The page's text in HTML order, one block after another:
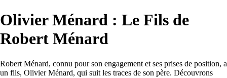
Olivier Ménard : Le Fils de
Robert Ménard
Robert Ménard, connu pour son engagement et ses prises de position, a
un fils, Olivier Ménard, qui suit les traces de son père. Découvrons